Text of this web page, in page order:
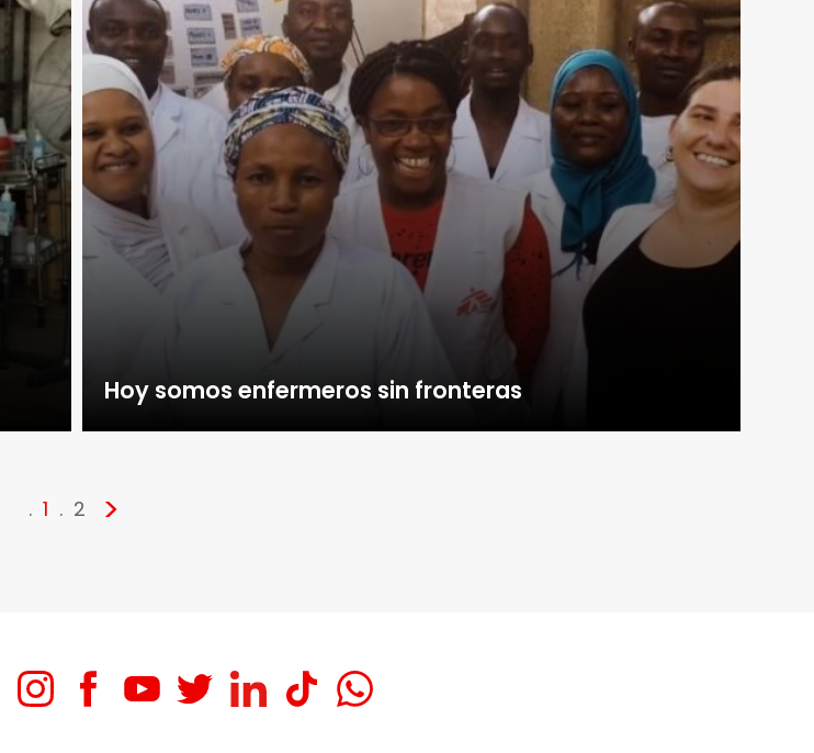
Hoy somos enfermeros sin fronteras
1 2 >